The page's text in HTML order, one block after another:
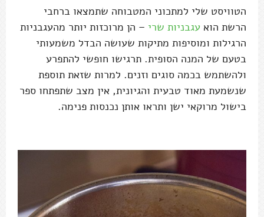
הטוויסט שלי למתכוני המטבוחה שתמצאו ברחבי
הרשת הוא עגבניות שרי – הן מרוכזות יותר מהעגבניות
הרגילות ומוסיפות מתיקות שעושה הבדל משמעותי
בטעם של המנה הסופית. תרגישו חופשי להתפרע
ולהשתמש בכמה סוגים וזנים. למרות שזאת תוספת
שנשמעת מאוד טבעית והגיונית, אין מצב שתפתחו ספר
בישול מרוקאי ישן ותראו אותן נכנסות פנימה.